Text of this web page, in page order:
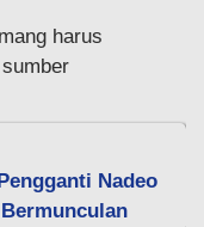
harus
Nadeo